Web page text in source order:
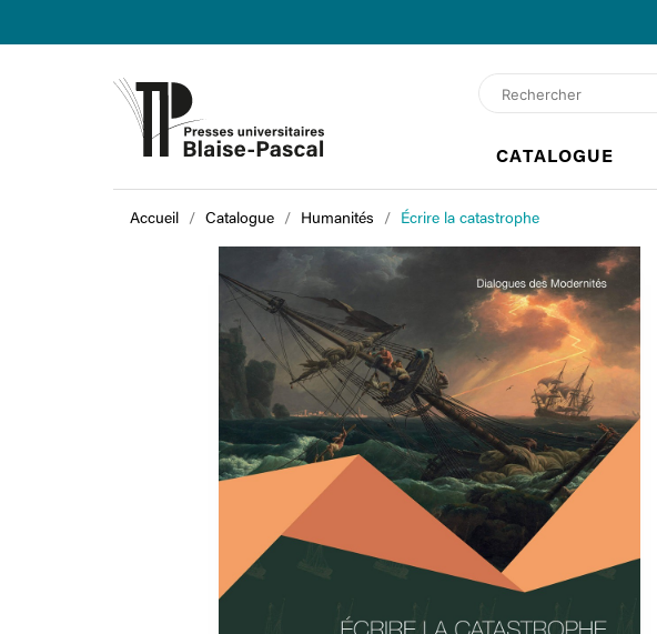
CATALOGUE
Accueil Catalogue Humanités Écrire la catastrophe